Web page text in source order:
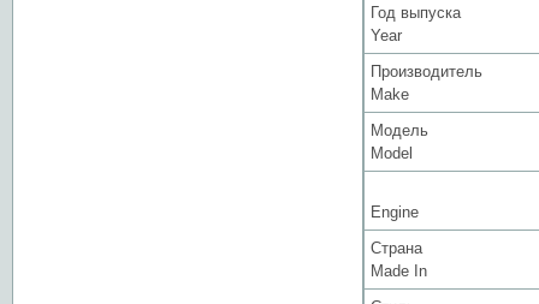
Год выпуска
Year
Производитель
Make
Модель
Model
Engine
Страна
Made In